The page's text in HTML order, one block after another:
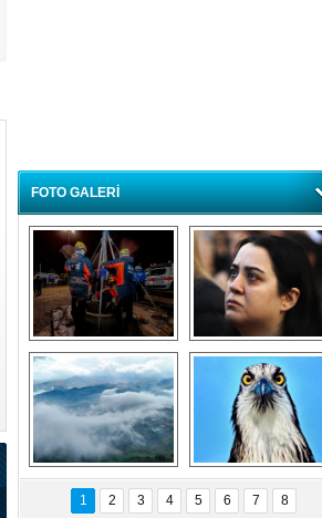
FOTO GALERİ
Bursa'da deprem
tatbikatı gerçeğini
aratmadı
Özlem ve minnetle
anıyoruz
Bursa'dan
büyüleyen
fotoğraflar
Balık Kartalı
Bursa’da
görüntülendi
1 2 3 4 5 6 7 8